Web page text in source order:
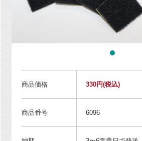
商品価格 330円(税込)
商品番号 6096